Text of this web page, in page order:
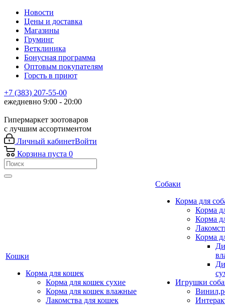
Новости
Цены и доставка
Магазины
Груминг
Ветклиника
Бонусная программа
Оптовым покупателям
Горсть в приют
+7 (383) 207-55-00
ежедневно 9:00 - 20:00
Гипермаркет зоотоваров
с лучшим ассортиментом
Личный кабинетВойти
Корзина пуста 0
Кошки
Корма для кошек
Корма для кошек сухие
Корма для кошек влажные
Лакомства для кошек
Собаки
Корма для
Корма
Корма
Корма
Игрушки